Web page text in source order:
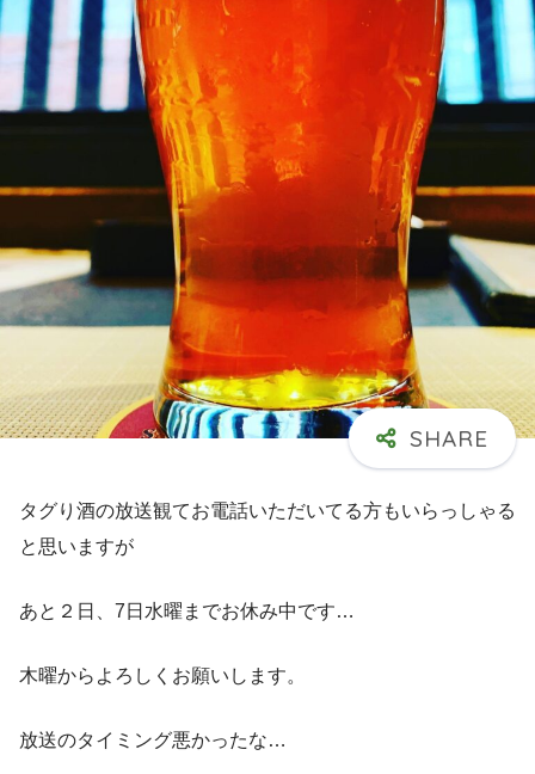
タグり酒の放送観てお電話いただいてる方もいらっしゃる
と思いますが
あと２日、7日水曜までお休み中です…
木曜からよろしくお願いします。
放送のタイミング悪かったな…